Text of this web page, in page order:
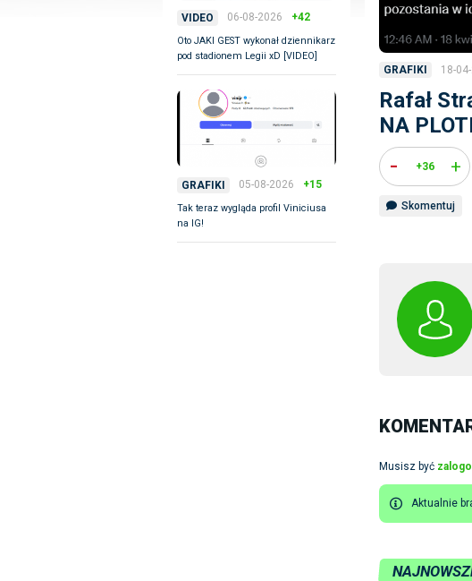
VIDEO 06-08-2026 +42
Oto JAKI GEST wykonał dziennikarz
pod stadionem Legii xD [VIDEO]
GRAFIKI 05-08-2026 +15
Tak teraz wygląda profil Viniciusa
na IG!
GRAFIKI 18-
Rafał
NA
- +36 +
Skomentuj
Musisz być
Aktualnie